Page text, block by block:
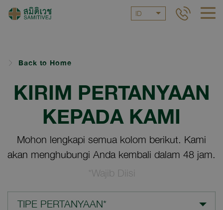
ID
Back to Home
KIRIM PERTANYAAN
KEPADA KAMI
Mohon lengkapi semua kolom berikut. Kami
akan menghubungi Anda kembali dalam 48 jam.
*Wajib Diisi
TIPE PERTANYAAN*